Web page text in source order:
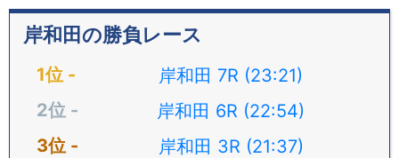
岸和田の勝負レース
岸和田 7R (23:21)
岸和田 6R (22:54)
岸和田 3R (21:37)